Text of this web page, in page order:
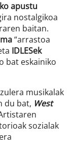
apustu
nostalgikoa
baitan.
“arrastoa
IDLESek
bat eskainiko
musikalak
du bat, West
sozialak